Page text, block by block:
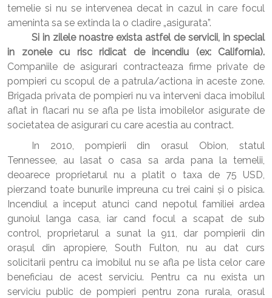
temelie si nu se intervenea decat in cazul in care focul
ameninta sa se extinda la o cladire „asigurata”.
Si in zilele noastre exista astfel de servicii, in special
in zonele cu risc ridicat de incendiu (ex: California).
Companiile de asigurari contracteaza firme private de
pompieri cu scopul de a patrula/actiona in aceste zone.
Brigada privata de pompieri nu va interveni daca imobilul
aflat in flacari nu se afla pe lista imobilelor asigurate de
societatea de asigurari cu care acestia au contract.
In 2010, pompierii din orasul Obion, statul
Tennessee, au lasat o casa sa arda pana la temelii,
deoarece proprietarul nu a platit o taxa de 75 USD,
pierzand toate bunurile impreuna cu trei caini și o pisica.
Incendiul a inceput atunci cand nepotul familiei ardea
gunoiul langa casa, iar cand focul a scapat de sub
control, proprietarul a sunat la 911, dar pompierii din
orașul din apropiere, South Fulton, nu au dat curs
solicitarii pentru ca imobilul nu se afla pe lista celor care
beneficiau de acest serviciu. Pentru ca nu exista un
serviciu public de pompieri pentru zona rurala, orasul